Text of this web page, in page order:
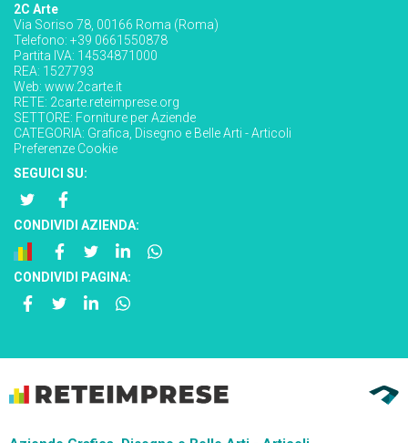
2C Arte
Via Soriso 78, 00166 Roma (Roma)
Telefono: +39 0661550878
Partita IVA: 14534871000
REA: 1527793
Web: www.2carte.it
RETE: 2carte.reteimprese.org
SETTORE: Forniture per Aziende
CATEGORIA: Grafica, Disegno e Belle Arti - Articoli
Preferenze Cookie
SEGUICI SU:
CONDIVIDI AZIENDA:
CONDIVIDI PAGINA: